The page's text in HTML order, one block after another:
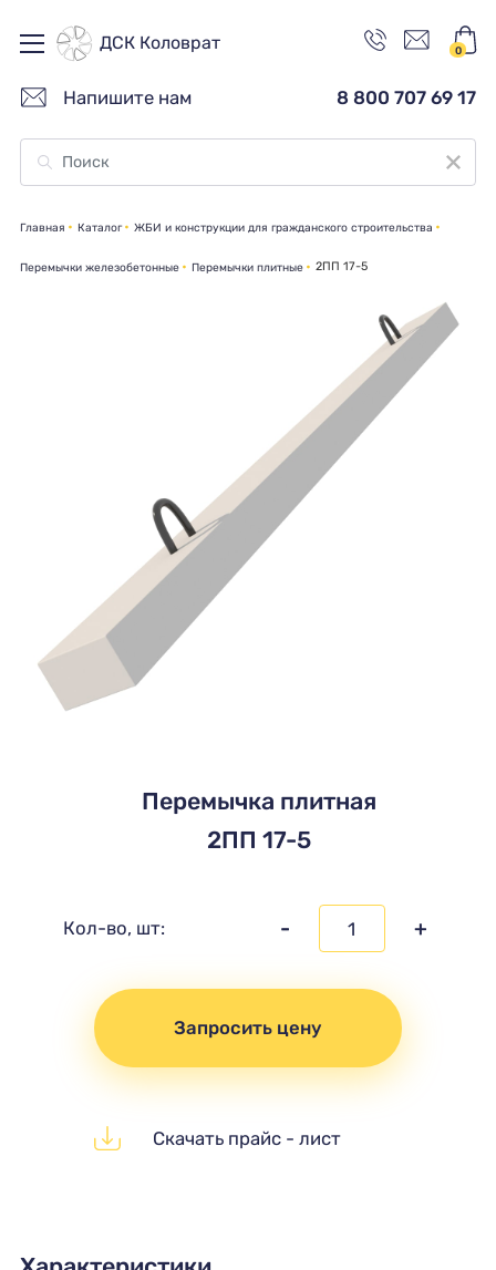
ДСК Коловрат 0
Напишите нам 8 800 707 69 17
Главная Каталог ЖБИ и конструкции для гражданского строительства
Перемычки железобетонные Перемычки плитные 2ПП 17-5
Перемычка плитная
2ПП 17-5
Кол-во, шт: - +
Запросить цену
Скачать прайс - лист